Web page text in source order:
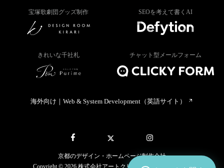
宝塚歌劇団グッズ制作 SEOを考えて書くAI
きれいな千社札 チャット型メールフォーム
海外向け｜Web & System Development（英語サイト）
京都のデザイン・ホームページ制作会社